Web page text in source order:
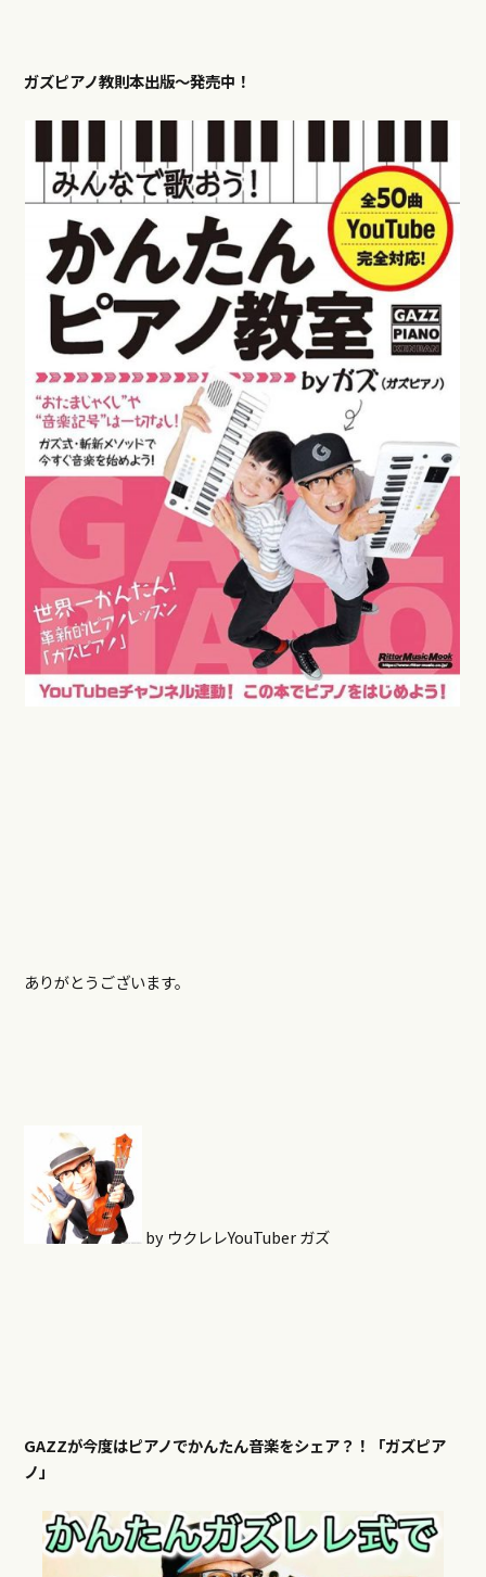
ガズピアノ教則本出版〜発売中！
ありがとうございます。
by ウクレレYouTuber ガズ
GAZZが今度はピアノでかんたん音楽をシェア？！「ガズピア
ノ」